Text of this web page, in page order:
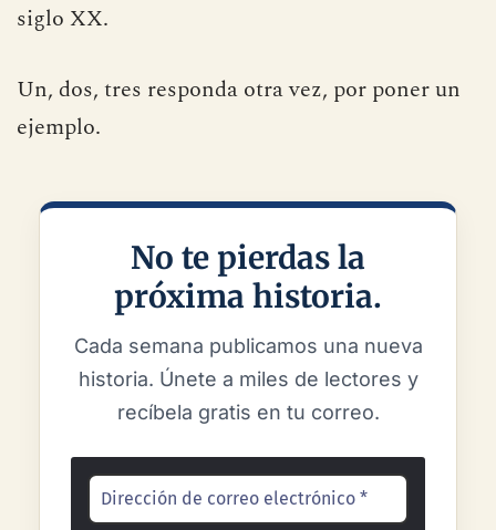
siglo XX.
Un, dos, tres responda otra vez, por poner un
ejemplo.
No te pierdas la
próxima historia.
Cada semana publicamos una nueva
historia. Únete a miles de lectores y
recíbela gratis en tu correo.